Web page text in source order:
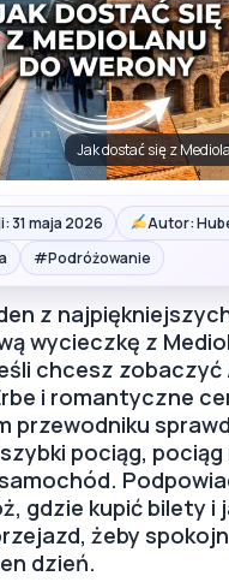
Jak dostać się z
31 maja 2026
Autor:
#Podróżowanie
z
wycieczkę z
chcesz zobaczyć
i romantyczne
przewodniku
pociąg, pociąg
gdzie kupić bilety i
żeby
dzień.